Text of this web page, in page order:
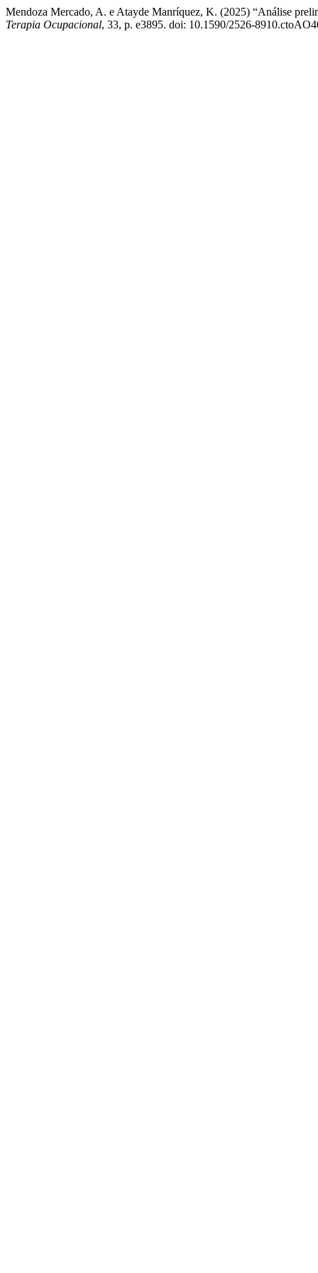
Mendoza Mercado, A. e Atayde Manríquez, K. (2025) “Análise
Terapia Ocupacional, 33, p. e3895. doi: 10.1590/2526-